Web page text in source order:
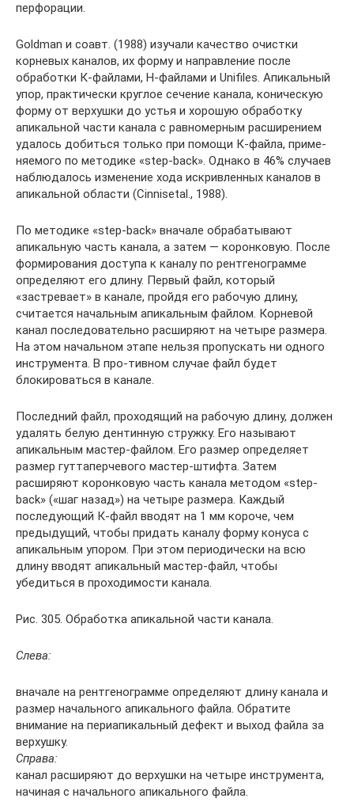
перфорации.
Goldman и соавт. (1988) изучали качество очистки
корневых каналов, их форму и на­правление после
обработки К-файлами, Н-файлами и Unifiles. Апикальный
упор, практически круглое сечение канала, кони­ческую
форму от верхушки до устья и хоро­шую обработку
апикальной части канала с равномерным расширением
удалось добиться только при помощи К-файла, приме­
няемого по методике «step-back». Однако в 46% случаев
наблюдалось изменение хода искривленных каналов в
апикальной области (Cinnisetal., 1988).
По методике «step-back» вначале обраба­тывают
апикальную часть канала, а затем — коронковую. После
формирования доступа к каналу по рентгенограмме
определяют его длину. Первый файл, который
«застревает» в канале, пройдя его рабочую длину,
считает­ся начальным апикальным файлом. Корне­вой
канал последовательно расширяют на че­тыре размера.
На этом начальном этапе нель­зя пропускать ни одного
инструмента. В про-тивном случае файл будет
блокироваться в канале.
Последний файл, проходящий на рабо­чую длину, должен
удалять белую дентинную стружку. Его называют
апикальным мастер-файлом. Его размер определяет
размер гутта­перчевого мастер-штифта. Затем
расширяют коронковую часть канала методом «step-
back» («шаг назад») на четыре размера. Каж­дый
последующий К-файл вводят на 1 мм ко­роче, чем
предыдущий, чтобы придать кана­лу форму конуса с
апикальным упором. При этом периодически на всю
длину вводят апикальный мастер-файл, чтобы
убедиться в проходимости канала.
Рис. 305. Обработка апи­кальной части канала.
Слева:
вначале на рентгенограм­ме определяют длину канала и
размер начального апикально­го файла. Обратите
внимание на периапикальный дефект и вы­ход файла за
верхушку.
Справа:
канал расширяют до верхушки на четыре инструмен­та,
начиная с начального апи­кального файла.